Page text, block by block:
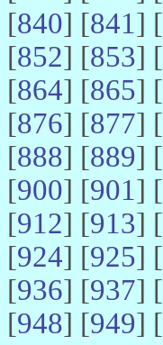
[840] [841] [
[852] [853] [
[864] [865] [
[876] [877] [
[888] [889] [
[900] [901] [
[912] [913] [
[924] [925] [
[936] [937] [
[948] [949] [